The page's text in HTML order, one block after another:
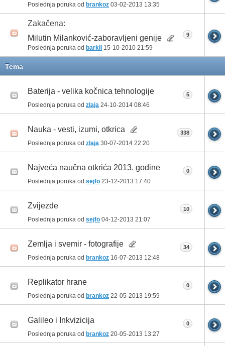
Poslednja poruka od brankoz 03-02-2013 13:35
Zakačena:
Milutin Milanković-zaboravljeni genije
Poslednja poruka od barkli 15-10-2010 21:59
9
Tema
Baterija - velika kočnica tehnologije
Poslednja poruka od zlaja 24-10-2014 08:46
5
Nauka - vesti, izumi, otkrica
Poslednja poruka od zlaja 30-07-2014 22:20
338
Najveća naučna otkrića 2013. godine
Poslednja poruka od sejfo 23-12-2013 17:40
0
Zvijezde
Poslednja poruka od sejfo 04-12-2013 21:07
10
Zemlja i svemir - fotografije
Poslednja poruka od brankoz 16-07-2013 12:48
34
Replikator hrane
Poslednja poruka od brankoz 22-05-2013 19:59
0
Galileo i Inkvizicija
Poslednja poruka od brankoz 20-05-2013 13:27
0